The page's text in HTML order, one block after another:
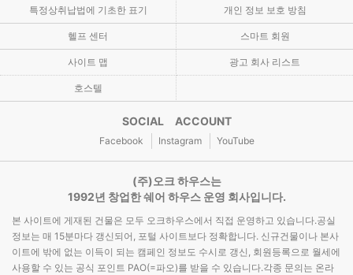
특정상취납법에 기초한 표기 개인 정보 보호 방침
헬프 센터 스마트 회원
사이트 맵 광고 회사 리스트
호스텔
SOCIAL ACCOUNT
Facebook Instagram YouTube
(주)오크 하우스는
1992년 창업한 쉐어 하우스 운영 회사입니다.
본 사이트에 게재된 건물은 모두 오크하우스에서 직접 운영하고 있습니다.공실
정보는 매 15분마다 갱신되어, 포털 사이트보다 정확합니다. 신규건물이나 본사
이트에 밖에 없는 이득이 되는 캠페인 정보도 수시로 갱신, 회원등록으로 월세에
사용할 수 있는 공식 포인트 PAO(=파오)를 받을 수 있습니다.각종 문의는 온라